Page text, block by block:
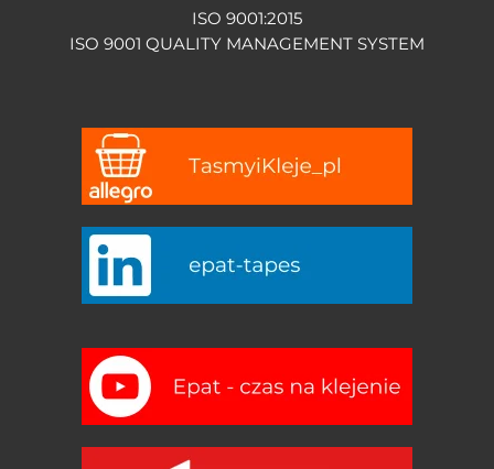
ISO 9001:2015
ISO 9001 QUALITY MANAGEMENT SYSTEM